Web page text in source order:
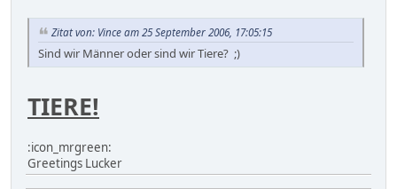
Zitat von: Vince am 25 September 2006, 17:05:15
Sind wir Männer oder sind wir Tiere? ;)
TIERE!
:icon_mrgreen:
Greetings Lucker